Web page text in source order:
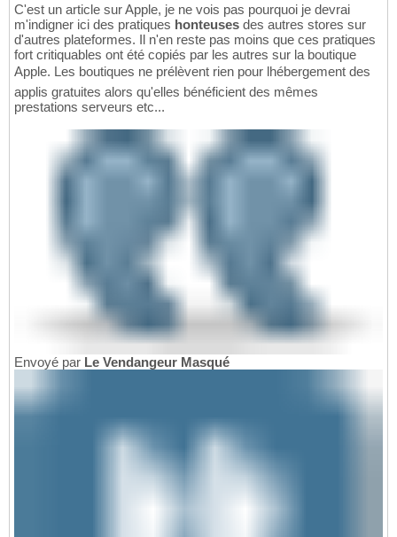
C'est un article sur Apple, je ne vois pas pourquoi je devrai
m'indigner ici des pratiques honteuses des autres stores sur
d'autres plateformes. Il n'en reste pas moins que ces pratiques
fort critiquables ont été copiés par les autres sur la boutique
Apple. Les boutiques ne prélèvent rien pour lhébergement des
applis gratuites alors qu'elles bénéficient des mêmes
prestations serveurs etc...
Envoyé par Le Vendangeur Masqué